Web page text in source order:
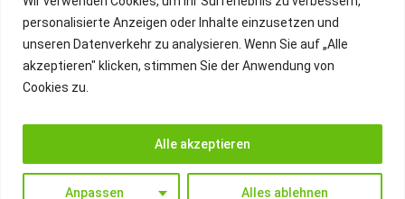
personalisierte Anzeigen oder Inhalte einzusetzen und
unseren Datenverkehr zu analysieren. Wenn Sie auf „Alle
akzeptieren" klicken, stimmen Sie der Anwendung von
Cookies zu.
Anpassen Alles ablehnen
Alle akzeptieren
IMPRESSUM